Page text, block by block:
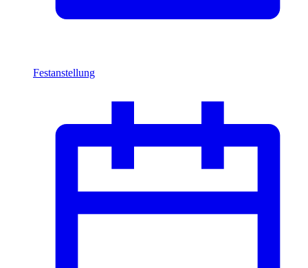
Festanstellung